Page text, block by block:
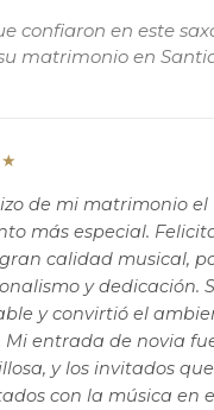
confiaron en este
matrimonio en
de mi matrimonio el
más especial.
calidad musical,
y dedicación.
y convirtió el
Mi entrada de novia
y los invitados
con la música en